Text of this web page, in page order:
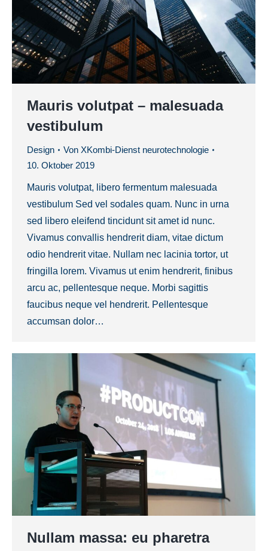
Mauris volutpat – malesuada
vestibulum
Design Von XKombi-Dienst neurotechnologie
10. Oktober 2019
Mauris volutpat, libero fermentum malesuada
vestibulum Sed vel sodales quam. Nunc in urna
sed libero eleifend tincidunt sit amet id nunc.
Vivamus convallis hendrerit diam, vitae dictum
odio hendrerit vitae. Nullam nec lacinia tortor, ut
fringilla lorem. Vivamus ut enim hendrerit, finibus
arcu ac, pellentesque neque. Morbi sagittis
faucibus neque vel hendrerit. Pellentesque
accumsan dolor…
Nullam massa: eu pharetra